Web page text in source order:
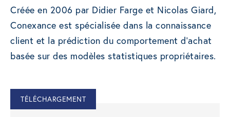
Créée en 2006 par Didier Farge et Nicolas Giard,
Conexance est spécialisée dans la connaissance
client et la prédiction du comportement d’achat
basée sur des modèles statistiques propriétaires.
TÉLÉCHARGEMENT